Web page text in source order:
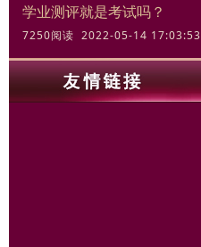
学业测评就是考试吗？
7250阅读 2022-05-14 17:03:53